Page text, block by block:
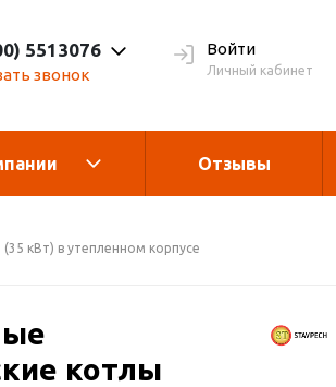
5513076
звонок
Войти
Личный кабинет
масле
Отзывы
кВт) в утепленном корпусе
котлы